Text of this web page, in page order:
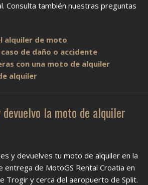
Consulta también nuestras preguntas
alquiler de moto
de daño o accidente
con una moto de alquiler
alquiler
la moto de alquiler
y devuelves tu moto de alquiler en la
entrega de MotoGS Rental Croatia en
Trogir y cerca del aeropuerto de Split.